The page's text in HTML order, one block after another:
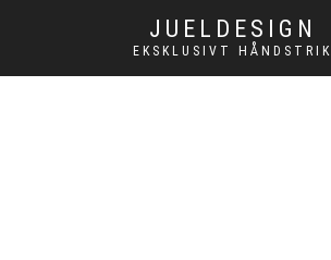
JUELDESIGN
EKSKLUSIVT HÅNDSTRIK